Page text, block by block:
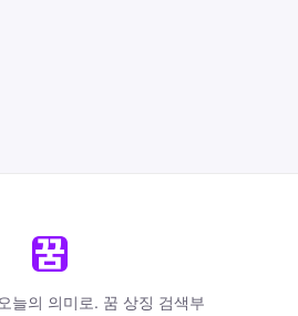
늘의 의미로. 꿈 상징 검색부